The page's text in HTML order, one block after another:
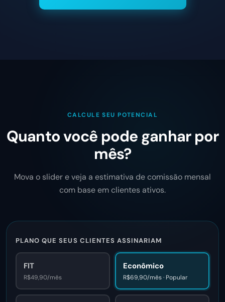
CALCULE SEU POTENCIAL
Quanto você pode ganhar por
mês?
Mova o slider e veja a estimativa de comissão mensal
com base em clientes ativos.
PLANO QUE SEUS CLIENTES ASSINARIAM
FIT
R$49,90/mês
Econômico
R$69,90/mês · Popular